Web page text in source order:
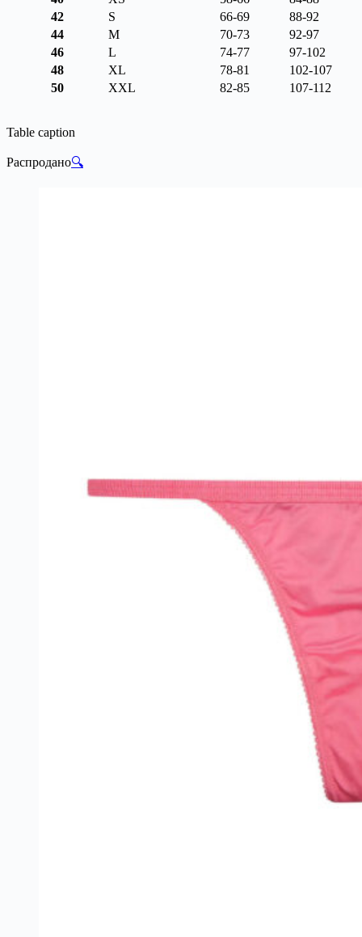
42
S 66-69
88-92
44
M 70-73
92-97
46
L 74-77
97-102
48
XL 78-81
102-107
50
XXL 82-85 107-112
Table caption
Распродано🔍